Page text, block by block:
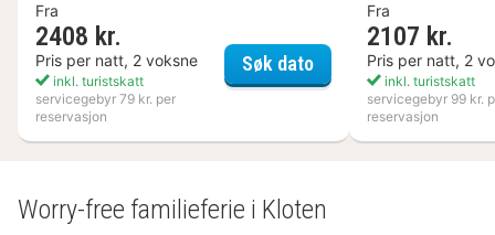
Fra
2408 kr.
Pris per natt, 2 voksne
inkl. turistskatt
servicegebyr 79 kr. per
reservasjon
Søk datoKosta Boda Art Hotel
Fra
2107 kr.
Pris per natt, 2
inkl. turistskatt
servicegebyr 99 kr.
reservasjon
Worry-free familieferie i Kloten